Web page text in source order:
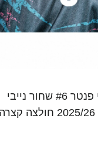
גברים קורי פנטר #6 שחור נייבי